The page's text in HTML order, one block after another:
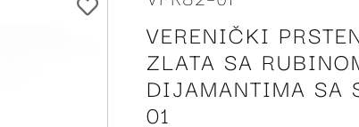
VERENIČKI
ZLATA SA
DIJAMANTIMA SA
01